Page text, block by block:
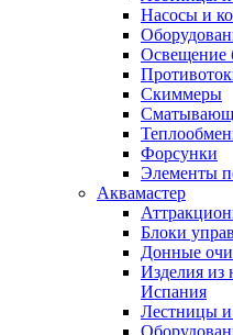
Насосы и
Освещение
Скиммеры
Форсунки
Элементы
Аквамастер
Блоки
Донные
Изделия из
Испания
Лестницы